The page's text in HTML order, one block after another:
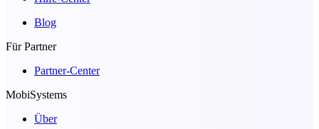
Blog
Für Partner
Partner-Center
MobiSystems
Über